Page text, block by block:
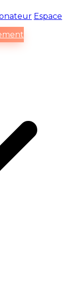
Espace